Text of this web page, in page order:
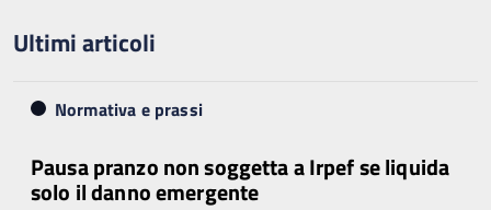
Ultimi articoli
Normativa e prassi
Pausa pranzo non soggetta a Irpef se liquida
solo il danno emergente